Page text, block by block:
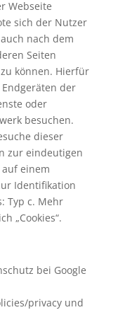
Webseite
sich der Nutzer
nach dem
Seiten
können. Hierfür
der
oder
besuchen.
dieser
zur eindeutigen
einem
Identifikation
Typ c. Mehr
„Cookies“.
bei Google
privacy und